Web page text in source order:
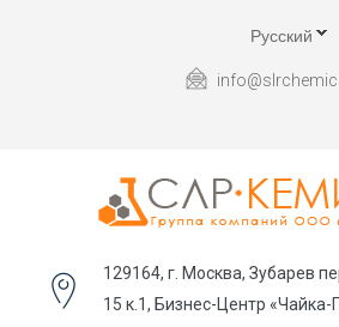
Русский
129164, г. Москва, Зубарев
15 к.1, Бизнес-Центр